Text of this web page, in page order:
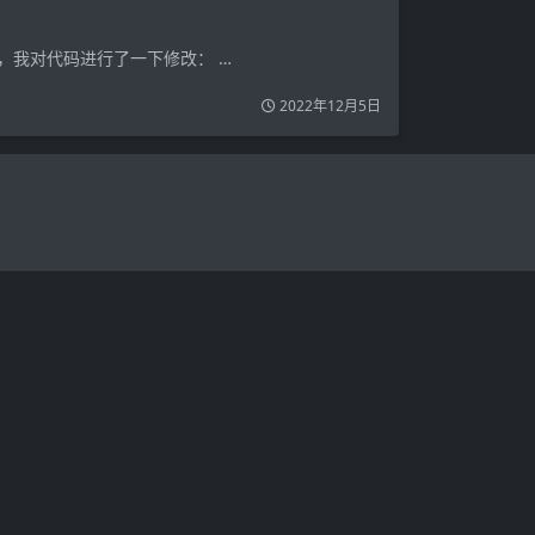
我对代码进行了一下修改： …
2022年12月5日